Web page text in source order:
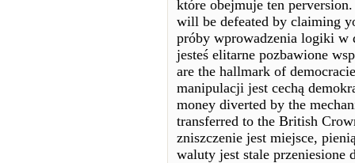
które obejmuje ten
will be defeated by claiming
próby wprowadzenia logiki w
jesteś elitarne pozbawione
are the hallmark of
manipulacji jest cechą
money diverted by the
transferred to the British
zniszczenie jest miejsce,
waluty jest stale